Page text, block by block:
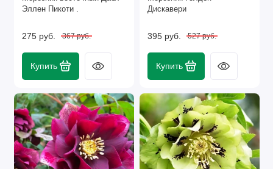
Эллен Пикоти .
275 руб. 367 руб.
Купить
Дискавери
395 руб. 527 руб.
Купить